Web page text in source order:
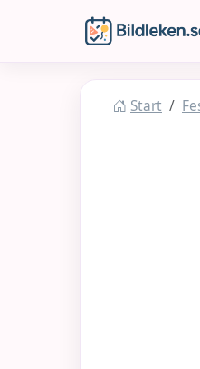
Hoppa till huvudinnehåll
Bildleken
Start